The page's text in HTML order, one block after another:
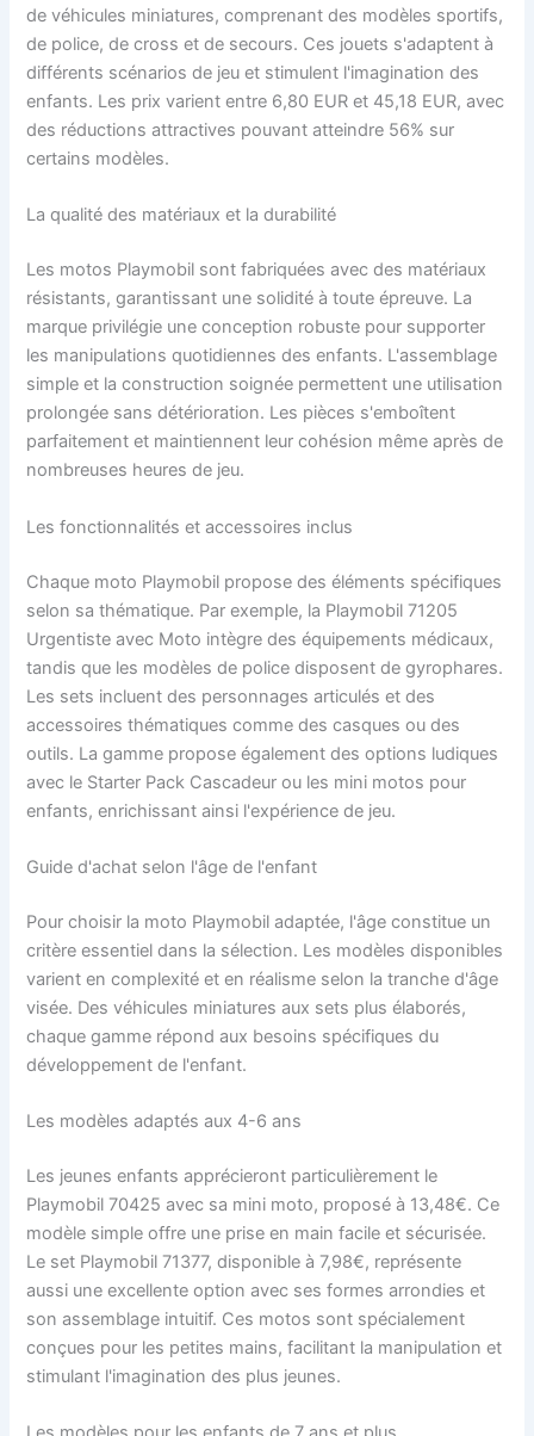
de véhicules miniatures, comprenant des modèles sportifs,
de police, de cross et de secours. Ces jouets s'adaptent à
différents scénarios de jeu et stimulent l'imagination des
enfants. Les prix varient entre 6,80 EUR et 45,18 EUR, avec
des réductions attractives pouvant atteindre 56% sur
certains modèles.
La qualité des matériaux et la durabilité
Les motos Playmobil sont fabriquées avec des matériaux
résistants, garantissant une solidité à toute épreuve. La
marque privilégie une conception robuste pour supporter
les manipulations quotidiennes des enfants. L'assemblage
simple et la construction soignée permettent une utilisation
prolongée sans détérioration. Les pièces s'emboîtent
parfaitement et maintiennent leur cohésion même après de
nombreuses heures de jeu.
Les fonctionnalités et accessoires inclus
Chaque moto Playmobil propose des éléments spécifiques
selon sa thématique. Par exemple, la Playmobil 71205
Urgentiste avec Moto intègre des équipements médicaux,
tandis que les modèles de police disposent de gyrophares.
Les sets incluent des personnages articulés et des
accessoires thématiques comme des casques ou des
outils. La gamme propose également des options ludiques
avec le Starter Pack Cascadeur ou les mini motos pour
enfants, enrichissant ainsi l'expérience de jeu.
Guide d'achat selon l'âge de l'enfant
Pour choisir la moto Playmobil adaptée, l'âge constitue un
critère essentiel dans la sélection. Les modèles disponibles
varient en complexité et en réalisme selon la tranche d'âge
visée. Des véhicules miniatures aux sets plus élaborés,
chaque gamme répond aux besoins spécifiques du
développement de l'enfant.
Les modèles adaptés aux 4-6 ans
Les jeunes enfants apprécieront particulièrement le
Playmobil 70425 avec sa mini moto, proposé à 13,48€. Ce
modèle simple offre une prise en main facile et sécurisée.
Le set Playmobil 71377, disponible à 7,98€, représente
aussi une excellente option avec ses formes arrondies et
son assemblage intuitif. Ces motos sont spécialement
conçues pour les petites mains, facilitant la manipulation et
stimulant l'imagination des plus jeunes.